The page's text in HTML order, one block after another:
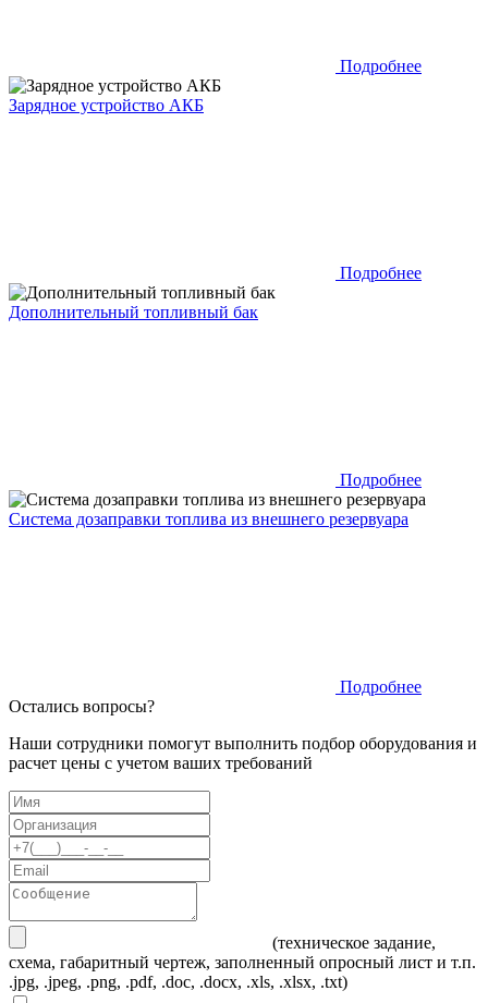
Подробнее
Зарядное устройство АКБ
Подробнее
Дополнительный топливный бак
Подробнее
Система дозаправки топлива из внешнего резервуара
Подробнее
Остались вопросы?
Наши сотрудники помогут выполнить подбор оборудования и
расчет цены с учетом ваших требований
(техническое задание,
схема, габаритный чертеж, заполненный опросный лист и т.п.
.jpg, .jpeg, .png, .pdf, .doc, .docx, .xls, .xlsx, .txt)